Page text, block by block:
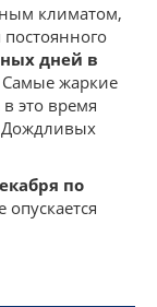
климатом,
дней в
Самые жаркие
это время
Дождливых
по
опускается